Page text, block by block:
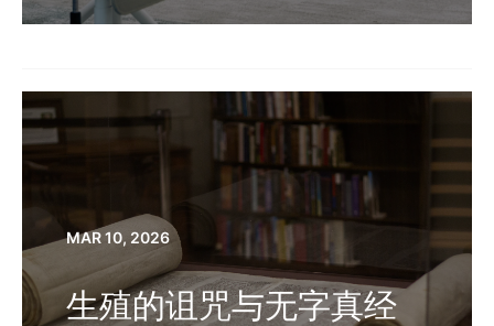
MAR 10, 2026
生殖的诅咒与无字真经